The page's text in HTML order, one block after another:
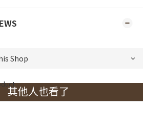
其他人也看了